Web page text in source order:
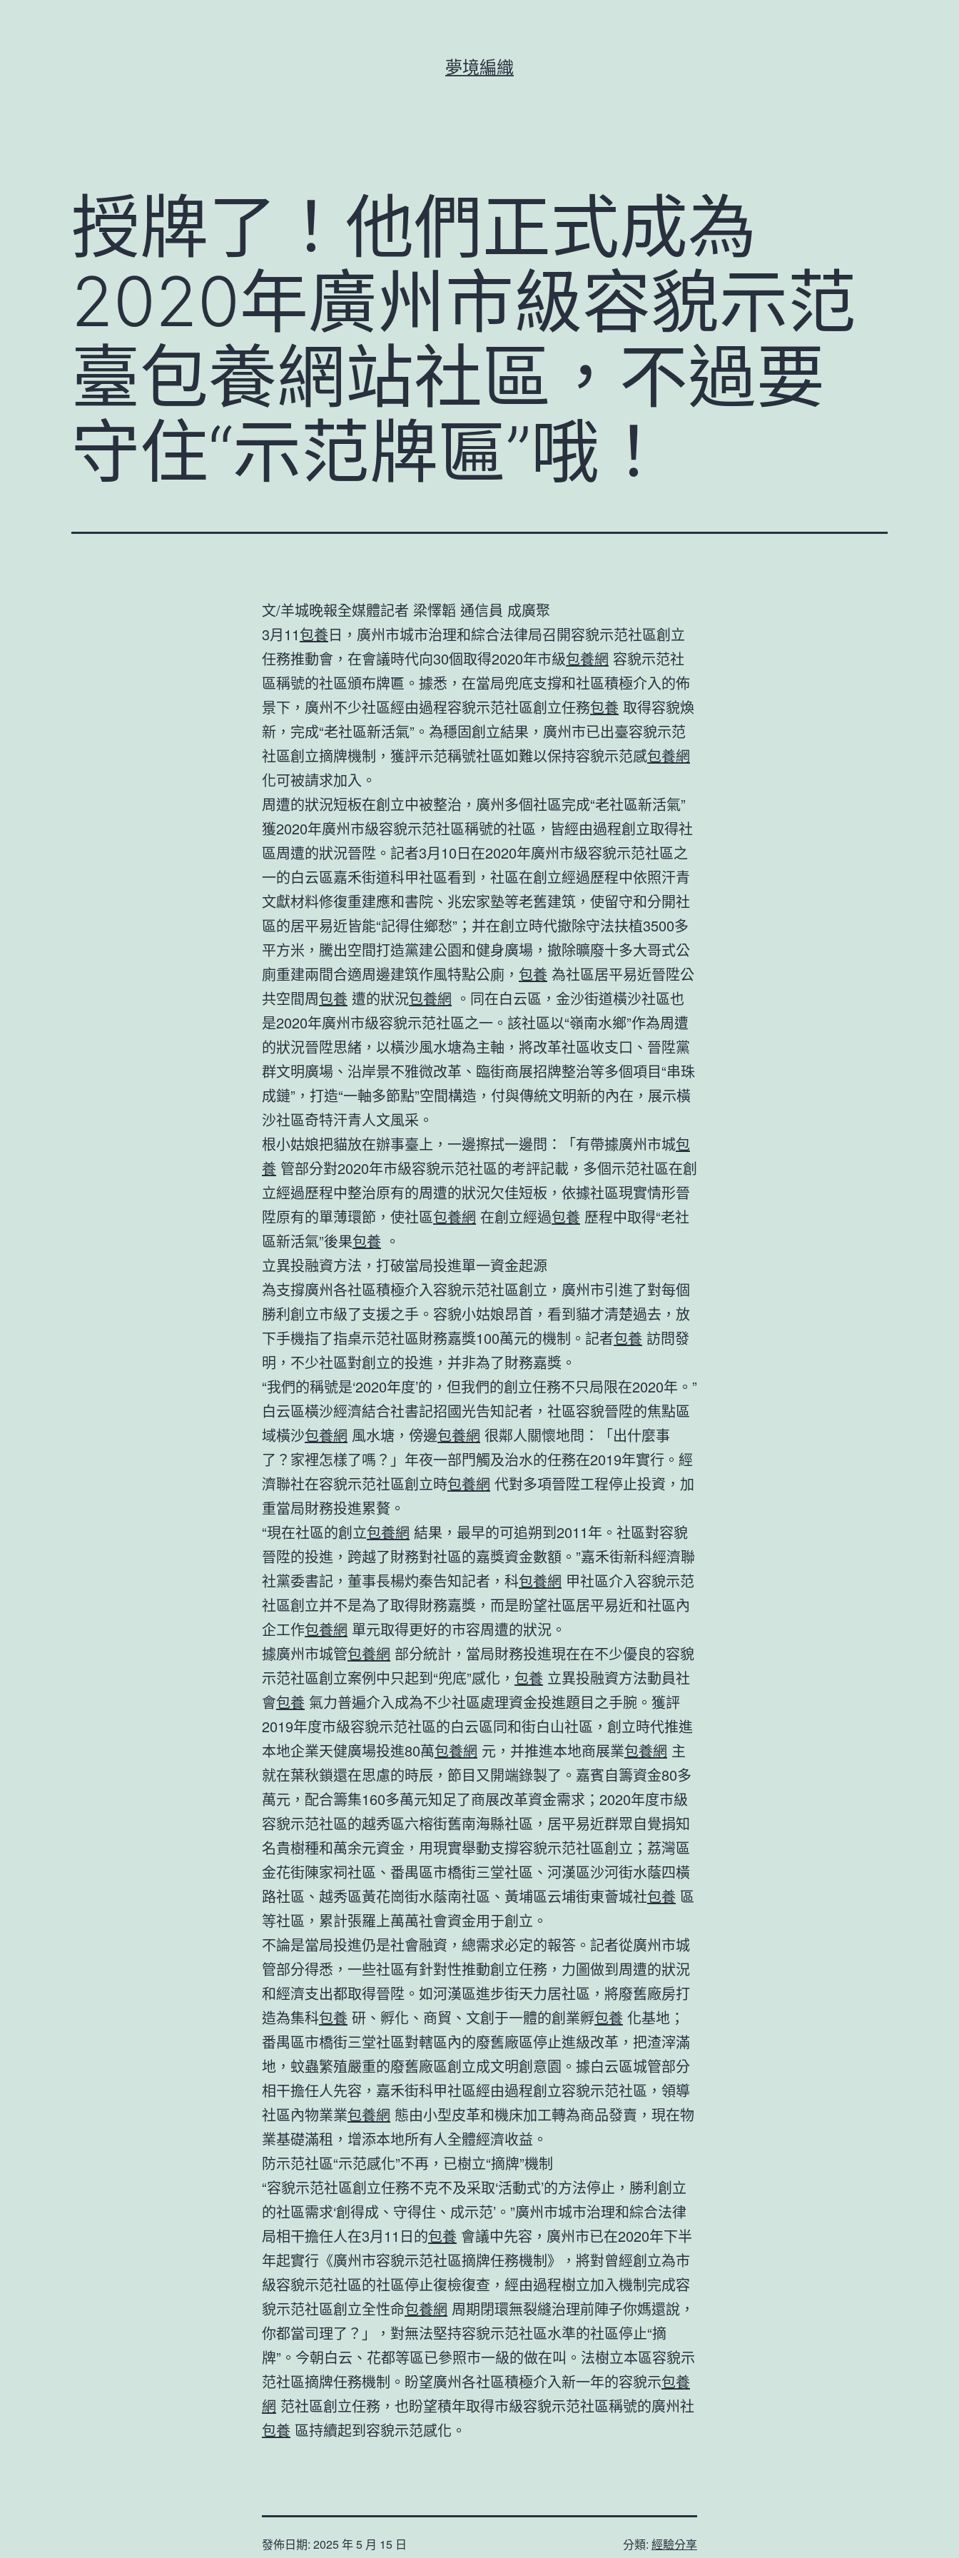
夢境編織
授牌了！他們正式成為
2020年廣州市級容貌示范
臺包養網站社區，不過要
守住“示范牌匾”哦！
文/羊城晚報全媒體記者 梁懌韜 通信員 成廣聚
3月11包養日，廣州市城市治理和綜合法律局召開容貌示范社區創立
任務推動會，在會議時代向30個取得2020年市級包養網 容貌示范社
區稱號的社區頒布牌匾。據悉，在當局兜底支撐和社區積極介入的佈
景下，廣州不少社區經由過程容貌示范社區創立任務包養 取得容貌煥
新，完成“老社區新活氣”。為穩固創立結果，廣州市已出臺容貌示范
社區創立摘牌機制，獲評示范稱號社區如難以保持容貌示范感包養網
化可被請求加入。
周遭的狀況短板在創立中被整治，廣州多個社區完成“老社區新活氣”
獲2020年廣州市級容貌示范社區稱號的社區，皆經由過程創立取得社
區周遭的狀況晉陞。記者3月10日在2020年廣州市級容貌示范社區之
一的白云區嘉禾街道科甲社區看到，社區在創立經過歷程中依照汗青
文獻材料修復重建應和書院、兆宏家塾等老舊建筑，使留守和分開社
區的居平易近皆能“記得住鄉愁”；并在創立時代撤除守法扶植3500多
平方米，騰出空間打造黨建公園和健身廣場，撤除曠廢十多大哥式公
廁重建兩間合適周邊建筑作風特點公廁， 包養 為社區居平易近晉陞公
共空間周包養 遭的狀況包養網 。同在白云區，金沙街道橫沙社區也
是2020年廣州市級容貌示范社區之一。該社區以“嶺南水鄉”作為周遭
的狀況晉陞思緒，以橫沙風水塘為主軸，將改革社區收支口、晉陞黨
群文明廣場、沿岸景不雅微改革、臨街商展招牌整治等多個項目“串珠
成鏈”，打造“一軸多節點”空間構造，付與傳統文明新的內在，展示橫
沙社區奇特汗青人文風采。
根小姑娘把貓放在辦事臺上，一邊擦拭一邊問：「有帶據廣州市城包
養 管部分對2020年市級容貌示范社區的考評記載，多個示范社區在創
立經過歷程中整治原有的周遭的狀況欠佳短板，依據社區現實情形晉
陞原有的單薄環節，使社區包養網 在創立經過包養 歷程中取得“老社
區新活氣”後果包養 。
立異投融資方法，打破當局投進單一資金起源
為支撐廣州各社區積極介入容貌示范社區創立，廣州市引進了對每個
勝利創立市級了支援之手。容貌小姑娘昂首，看到貓才清楚過去，放
下手機指了指桌示范社區財務嘉獎100萬元的機制。記者包養 訪問發
明，不少社區對創立的投進，并非為了財務嘉獎。
“我們的稱號是‘2020年度’的，但我們的創立任務不只局限在2020年。”
白云區橫沙經濟結合社書記招國光告知記者，社區容貌晉陞的焦點區
域橫沙包養網 風水塘，傍邊包養網 很鄰人關懷地問：「出什麼事
了？家裡怎樣了嗎？」年夜一部門觸及治水的任務在2019年實行。經
濟聯社在容貌示范社區創立時包養網 代對多項晉陞工程停止投資，加
重當局財務投進累贅。
“現在社區的創立包養網 結果，最早的可追朔到2011年。社區對容貌
晉陞的投進，跨越了財務對社區的嘉獎資金數額。”嘉禾街新科經濟聯
社黨委書記，董事長楊灼秦告知記者，科包養網 甲社區介入容貌示范
社區創立并不是為了取得財務嘉獎，而是盼望社區居平易近和社區內
企工作包養網 單元取得更好的市容周遭的狀況。
據廣州市城管包養網 部分統計，當局財務投進現在在不少優良的容貌
示范社區創立案例中只起到“兜底”感化， 包養 立異投融資方法動員社
會包養 氣力普遍介入成為不少社區處理資金投進題目之手腕。獲評
2019年度市級容貌示范社區的白云區同和街白山社區，創立時代推進
本地企業天健廣場投進80萬包養網 元，并推進本地商展業包養網 主
就在葉秋鎖還在思慮的時辰，節目又開端錄製了。嘉賓自籌資金80多
萬元，配合籌集160多萬元知足了商展改革資金需求；2020年度市級
容貌示范社區的越秀區六榕街舊南海縣社區，居平易近群眾自覺捐知
名貴樹種和萬余元資金，用現實舉動支撐容貌示范社區創立；荔灣區
金花街陳家祠社區、番禺區市橋街三堂社區、河漢區沙河街水蔭四橫
路社區、越秀區黃花崗街水蔭南社區、黃埔區云埔街東薈城社包養 區
等社區，累計張羅上萬萬社會資金用于創立。
不論是當局投進仍是社會融資，總需求必定的報答。記者從廣州市城
管部分得悉，一些社區有針對性推動創立任務，力圖做到周遭的狀況
和經濟支出都取得晉陞。如河漢區進步街天力居社區，將廢舊廠房打
造為集科包養 研、孵化、商貿、文創于一體的創業孵包養 化基地；
番禺區市橋街三堂社區對轄區內的廢舊廠區停止進級改革，把渣滓滿
地，蚊蟲繁殖嚴重的廢舊廠區創立成文明創意園。據白云區城管部分
相干擔任人先容，嘉禾街科甲社區經由過程創立容貌示范社區，領導
社區內物業業包養網 態由小型皮革和機床加工轉為商品發賣，現在物
業基礎滿租，增添本地所有人全體經濟收益。
防示范社區“示范感化”不再，已樹立“摘牌”機制
“容貌示范社區創立任務不克不及采取‘活動式’的方法停止，勝利創立
的社區需求‘創得成、守得住、成示范’。”廣州市城市治理和綜合法律
局相干擔任人在3月11日的包養 會議中先容，廣州市已在2020年下半
年起實行《廣州市容貌示范社區摘牌任務機制》，將對曾經創立為市
級容貌示范社區的社區停止復檢復查，經由過程樹立加入機制完成容
貌示范社區創立全性命包養網 周期閉環無裂縫治理前陣子你媽還說，
你都當司理了？」，對無法堅持容貌示范社區水準的社區停止“摘
牌”。今朝白云、花都等區已參照市一級的做在叫。法樹立本區容貌示
范社區摘牌任務機制。盼望廣州各社區積極介入新一年的容貌示包養
網 范社區創立任務，也盼望積年取得市級容貌示范社區稱號的廣州社
包養 區持續起到容貌示范感化。
發佈日期: 2025 年 5 月 15 日
分類: 經驗分享